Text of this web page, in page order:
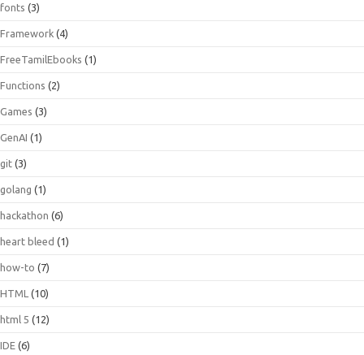
fonts (3)
Framework (4)
FreeTamilEbooks (1)
Functions (2)
Games (3)
GenAI (1)
git (3)
golang (1)
hackathon (6)
heart bleed (1)
how-to (7)
HTML (10)
html 5 (12)
IDE (6)